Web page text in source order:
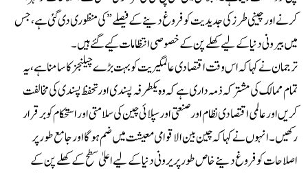
کرنے اور چینی طرز کی جدید یت کو فروغ دینے کے فیصلے” کی منظوری دی گئی ہے ،جس
میں بیرونی دنیا کے لیے کھلے پن کے خصوصی انتظامات کیے گئے ہیں۔
ترجمان نے کہا کہ اس وقت اقتصادی عالمگیریت کو بہت بڑے چیلنجز کا سامنا ہے، یہ
تمام ممالک کی مشترکہ ذمہ داری ہے کہ وہ یکطرفہ پسندی اور تحفظ پسندی کی مخالفت
کریں اور عالمی اقتصادی نظام اور صنعتی اور سپلائی چین کی سلامتی اور استحکام کو برقرار
رکھیں۔ انہوں نے کہا کہ چین بین الاقوامی معیشت میں ضم ہو گا اورجامع طور پر
اصلاحات کو فروغ دینے خاص طور پر یرونی دنیا کے لیے اعلیٰ سطح کے کھلے پن کے